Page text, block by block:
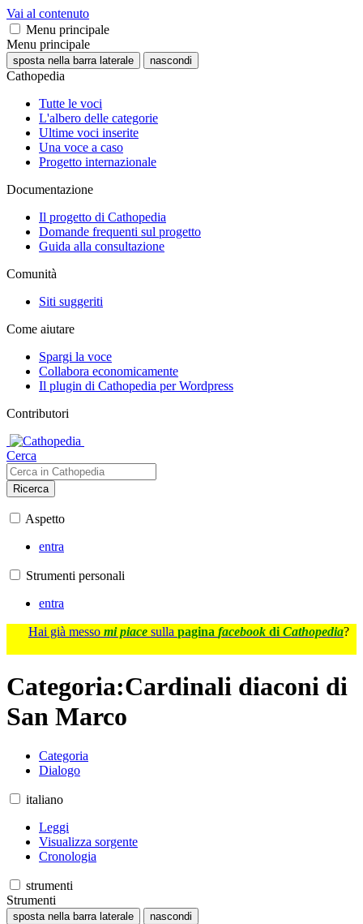
Vai al contenuto
Menu principale
Menu principale
sposta nella barra laterale nascondi
Cathopedia
Tutte le voci
L'albero delle categorie
Ultime voci inserite
Una voce a caso
Progetto internazionale
Documentazione
Il progetto di Cathopedia
Domande frequenti sul progetto
Guida alla consultazione
Comunità
Siti suggeriti
Come aiutare
Spargi la voce
Collabora economicamente
Il plugin di Cathopedia per Wordpress
Contributori
Cerca
Ricerca
Aspetto
entra
Strumenti personali
entra
Hai già messo mi piace sulla pagina facebook di Cathopedia?
Categoria:Cardinali diaconi di
San Marco
Categoria
Dialogo
italiano
Leggi
Visualizza sorgente
Cronologia
strumenti
Strumenti
sposta nella barra laterale nascondi